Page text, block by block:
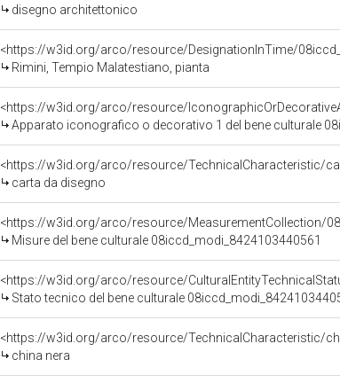
disegno architettonico
<https://w3id.org/arco/resource/DesignationInTime/
Rimini, Tempio Malatestiano, pianta
<https://w3id.org/arco/resource/
Apparato iconografico o decorativo 1 del bene culturale
<https://w3id.org/arco/resource/TechnicalCharacteristic/
carta da disegno
<https://w3id.org/arco/resource/MeasurementCollection/
Misure del bene culturale 08iccd_modi_8424103440561
<https://w3id.org/arco/resource/
Stato tecnico del bene culturale
<https://w3id.org/arco/resource/TechnicalCharacteristic/
china nera